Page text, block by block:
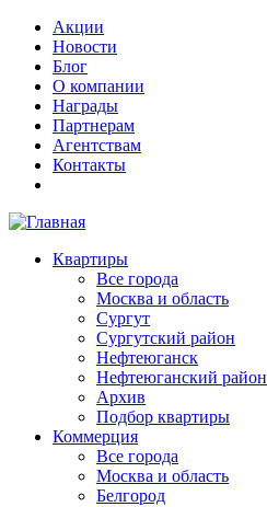
Перейти
основному
содержанию
Основная
навигация
доп
Акции
Новости
Блог
О компании
Награды
Партнерам
Агентствам
Контакты
Основная
навигация
Квартиры
Все города
Москва и область
Сургут
Сургутский район
Нефтеюганск
Нефтеюганский район
Архив
Подбор квартиры
Коммерция
Все города
Москва и область
Белгород